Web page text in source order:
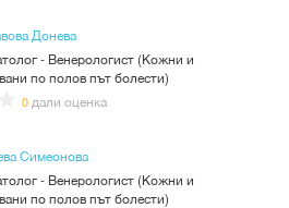
Донева
- Венерологист (Кожни и
по полов път болести)
0 дали оценка
Симеонова
- Венерологист (Кожни и
по полов път болести)